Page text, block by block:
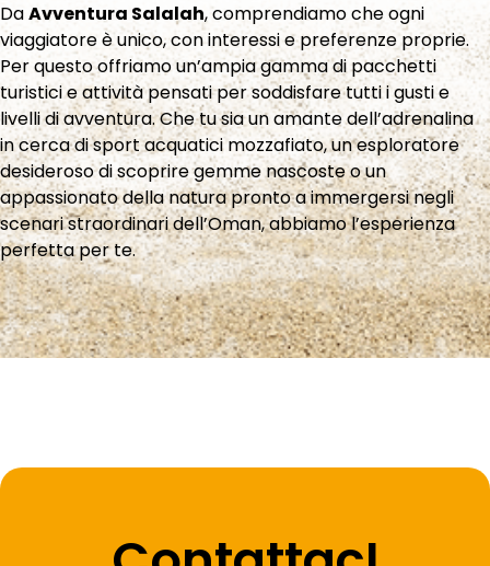
DaAvventura Salalah, comprendiamo che ogni
viaggiatore è unico, con interessi e preferenze proprie.
Per questo offriamo un’ampia gamma di pacchetti
turistici e attività pensati per soddisfare tutti i gusti e
livelli di avventura. Che tu sia un amante dell’adrenalina
in cerca di sport acquatici mozzafiato, un esploratore
desideroso di scoprire gemme nascoste o un
appassionato della natura pronto a immergersi negli
scenari straordinari dell’Oman, abbiamo l’esperienza
perfetta per te.